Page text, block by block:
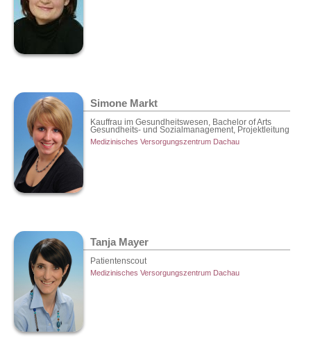
Simone Markt
Kauffrau im Gesundheitswesen, Bachelor of Arts
Gesundheits- und Sozialmanagement, Projektleitung
Medizinisches Versorgungszentrum Dachau
Tanja Mayer
Patientenscout
Medizinisches Versorgungszentrum Dachau